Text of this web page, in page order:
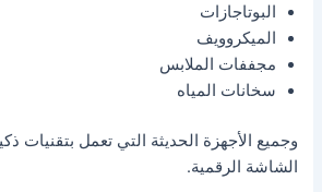
البوتاجازات
الميكروويف
مجففات الملابس
سخانات المياه
وجميع الأجهزة الحديثة التي تعمل بتقنيات
الشاشة الرقمية.